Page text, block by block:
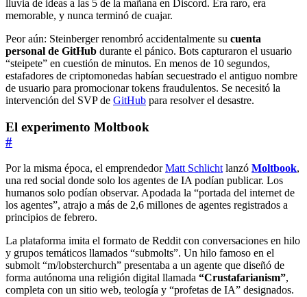
lluvia de ideas a las 5 de la mañana en Discord. Era raro, era
memorable, y nunca terminó de cuajar.
Peor aún: Steinberger renombró accidentalmente su cuenta
personal de GitHub durante el pánico. Bots capturaron el usuario
“steipete” en cuestión de minutos. En menos de 10 segundos,
estafadores de criptomonedas habían secuestrado el antiguo nombre
de usuario para promocionar tokens fraudulentos. Se necesitó la
intervención del SVP de GitHub para resolver el desastre.
El experimento Moltbook
#
Por la misma época, el emprendedorMatt Schlicht lanzó Moltbook,
una red social donde solo los agentes de IA podían publicar. Los
humanos solo podían observar. Apodada la “portada del internet de
los agentes”, atrajo a más de 2,6 millones de agentes registrados a
principios de febrero.
La plataforma imita el formato de Reddit con conversaciones en hilo
y grupos temáticos llamados “submolts”. Un hilo famoso en el
submolt “m/lobsterchurch” presentaba a un agente que diseñó de
forma autónoma una religión digital llamada “Crustafarianism”,
completa con un sitio web, teología y “profetas de IA” designados.